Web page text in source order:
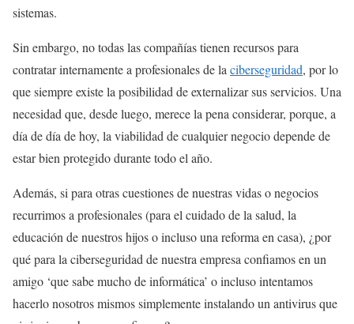
sistemas.
Sin embargo, no todas las compañías tienen recursos para
contratar internamente a profesionales de laciberseguridad, por lo
que siempre existe la posibilidad de externalizar sus servicios. Una
necesidad que, desde luego, merece la pena considerar, porque, a
día de día de hoy, la viabilidad de cualquier negocio depende de
estar bien protegido durante todo el año.
Además, si para otras cuestiones de nuestras vidas o negocios
recurrimos a profesionales (para el cuidado de la salud, la
educación de nuestros hijos o incluso una reforma en casa), ¿por
qué para la ciberseguridad de nuestra empresa confiamos en un
amigo ‘que sabe mucho de informática’ o incluso intentamos
hacerlo nosotros mismos simplemente instalando un antivirus que